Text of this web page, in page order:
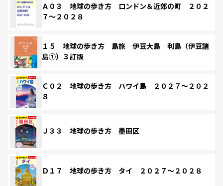
Ａ０３ 地球の歩き方 ロンドン＆近郊の町 ２０２
７～２０２８
１５ 地球の歩き方 島旅 伊豆大島 利島（伊豆諸
島①）３訂版
Ｃ０２ 地球の歩き方 ハワイ島 ２０２７～２０２
８
Ｊ３３ 地球の歩き方 墨田区
Ｄ１７ 地球の歩き方 タイ ２０２７～２０２８